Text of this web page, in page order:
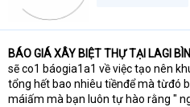
a
e
r
BÁO GIÁ XÂY BIỆT THỰ TẠI LAGI
sẽ co1 báogia1a1 về việc tạo nên
tổng hết bao nhiêu tiềnđể mà từđó
máiấm mà bạn luôn tự hào rằng "